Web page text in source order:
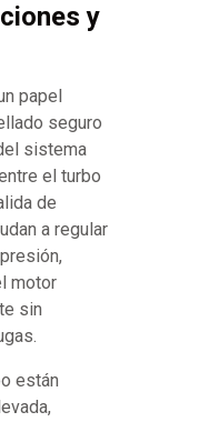
y
papel
seguro
sistema
el turbo
de
a regular
motor
sin
están